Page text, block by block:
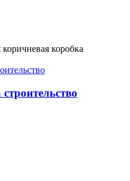
коробка